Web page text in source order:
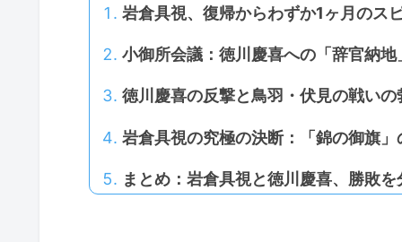
岩倉具視、復帰からわずか1ヶ月のス
小御所会議：徳川慶喜への「辞官納地
徳川慶喜の反撃と鳥羽・伏見の戦いの
岩倉具視の究極の決断：「錦の御旗」
まとめ：岩倉具視と徳川慶喜、勝敗